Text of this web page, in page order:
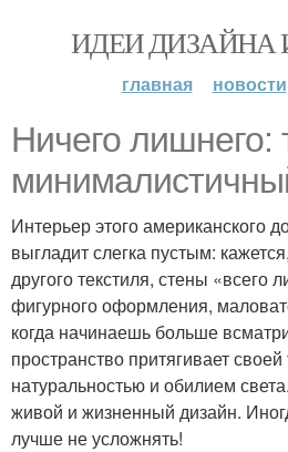
ИДЕИ ДИЗАЙНА
главная новости
Ничего лишнего:
Интерьер этого американского
выгладит слегка пустым:
другого текстиля, стены «всего
фигурного оформления,
когда начинаешь больше
пространство притягивает
натуральностью и обилием
живой и жизненный дизайн.
лучше не усложнять!